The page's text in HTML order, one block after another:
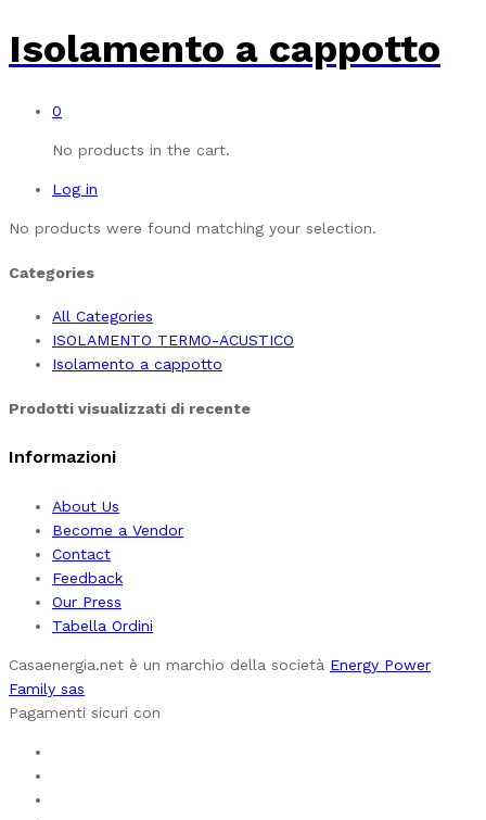
Isolamento a cappotto
0
No products in the cart.
Log in
No products were found matching your selection.
Categories
All Categories
ISOLAMENTO TERMO-ACUSTICO
Isolamento a cappotto
Prodotti visualizzati di recente
Informazioni
About Us
Become a Vendor
Contact
Feedback
Our Press
Tabella Ordini
Casaenergia.net è un marchio della società Energy Power
Family sas
Pagamenti sicuri con